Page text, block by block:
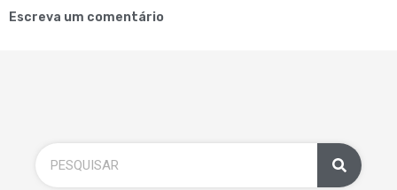
Escreva um comentário